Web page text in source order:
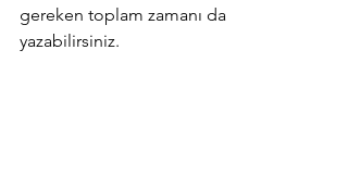
gereken toplam zamanı da
yazabilirsiniz.